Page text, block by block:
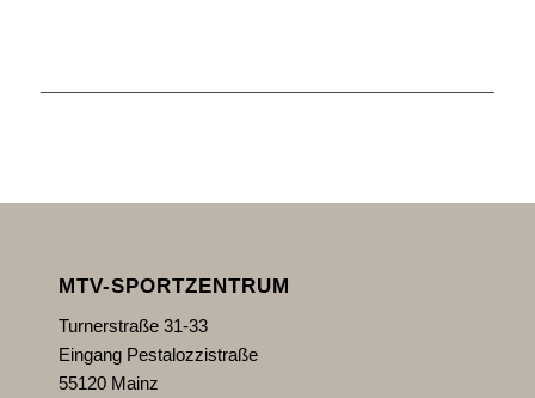
MTV-SPORTZENTRUM
Turnerstraße 31-33
Eingang Pestalozzistraße
55120 Mainz